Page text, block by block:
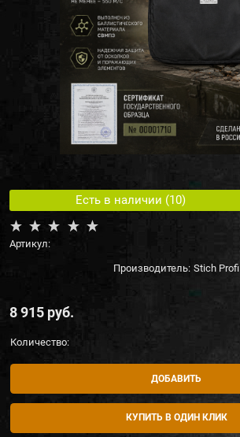
Есть в наличии (10)
Артикул:
Производитель: Stich Profi
8 915 руб.
Количество:
ДОБАВИТЬ
КУПИТЬ В ОДИН КЛИК